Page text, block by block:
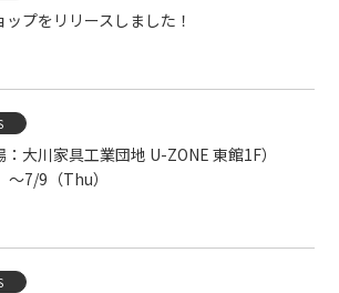
プをリリースしました！
大川家具工業団地 U-ZONE 東館1F）
7/9（Thu）